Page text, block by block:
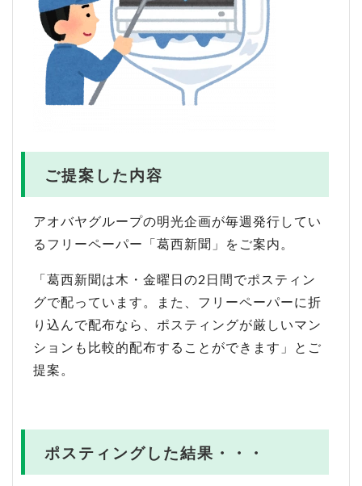
ご提案した内容
アオバヤグループの明光企画が毎週発行してい
るフリーペーパー「葛西新聞」をご案内。
「葛西新聞は木・金曜日の2日間でポスティン
グで配っています。また、フリーペーパーに折
り込んで配布なら、ポスティングが厳しいマン
ションも比較的配布することができます」とご
提案。
ポスティングした結果・・・